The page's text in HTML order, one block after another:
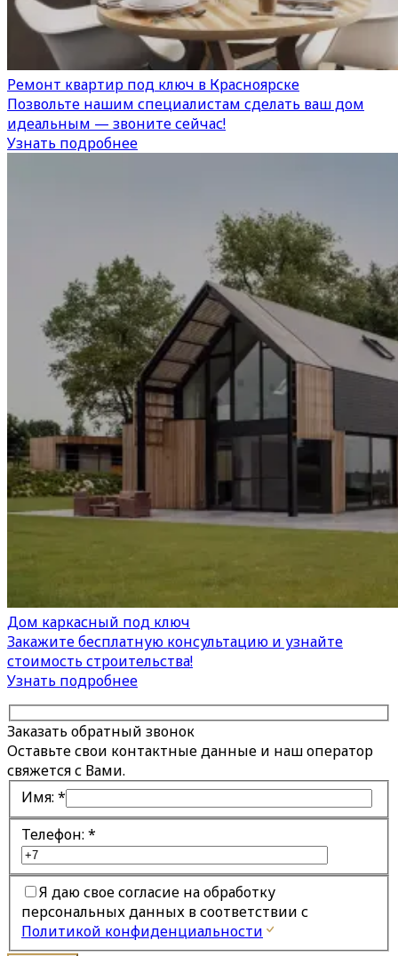
Ремонт квартир под ключ в Красноярске
Позвольте нашим специалистам сделать ваш дом
идеальным — звоните сейчас!
Узнать подробнее
Дом каркасный под ключ
Закажите бесплатную консультацию и узнайте
стоимость строительства!
Узнать подробнее
Заказать обратный звонок
Оставьте свои контактные данные и наш оператор
свяжется с Вами.
Имя: *
Телефон: *
Я даю свое согласие на обработку
персональных данных в соответствии с
Политикой конфиденциальности